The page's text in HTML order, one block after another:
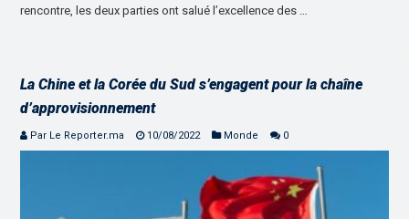
rencontre, les deux parties ont salué l’excellence des …
La Chine et la Corée du Sud s’engagent pour la chaîne
d’approvisionnement
Par Le Reporter.ma 10/08/2022 Monde 0